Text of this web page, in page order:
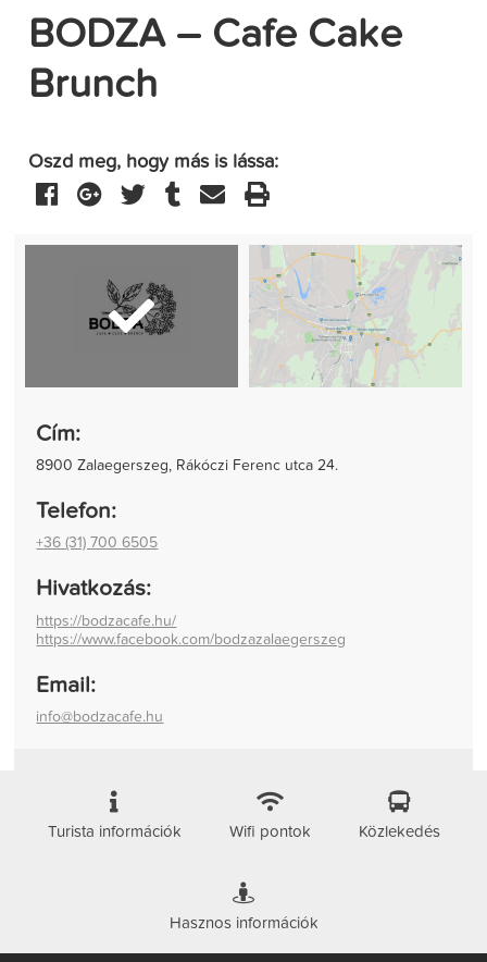
BODZA – Cafe Cake
Brunch
Oszd meg, hogy más is lássa:
Cím:
8900 Zalaegerszeg, Rákóczi Ferenc utca 24.
Telefon:
+36 (31) 700 6505
Hivatkozás:
https://bodzacafe.hu/
https://www.facebook.com/bodzazalaegerszeg
Email:
info@bodzacafe.hu
Turista információk Wifi pontok Közlekedés
Hasznos információk